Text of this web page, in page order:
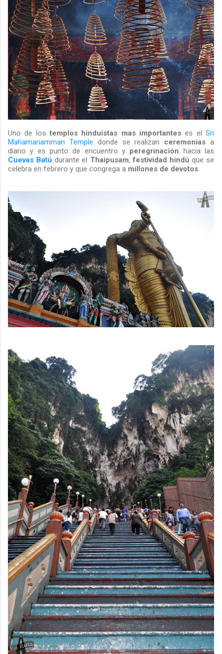
Uno de los templos hinduistas mas importantes es el Sri
Mahamariamman Temple donde se realizan ceremonias a
diario y es punto de encuentro y peregrinación hacia las
Cuevas Batú durante el Thaipusam,festividad hindú que se
celebra en febrero y que congrega a millones de devotos.